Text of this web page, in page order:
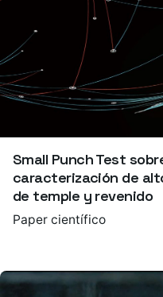
Small Punch Test
caracterización de
de temple y revenido
Paper científico